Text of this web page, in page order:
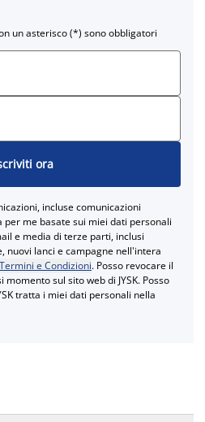
un asterisco (*) sono obbligatori
ora
incluse comunicazioni
per me basate sui miei dati personali
e media di terze parti, inclusi
nuovi lanci e campagne nell'intera
Termini e Condizioni. Posso revocare il
sul sito web di JYSK. Posso
tratta i miei dati personali nella